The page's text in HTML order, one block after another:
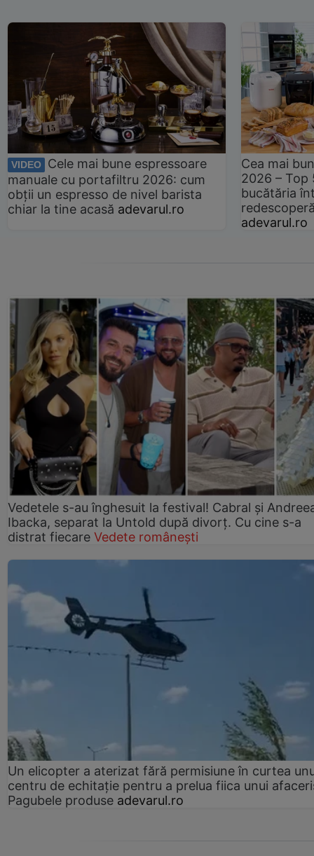
VIDEO
Cele mai bune espressoare
manuale cu portafiltru 2026: cum
obții un espresso de nivel barista
chiar la tine acasă adevarul.ro
Cea mai
2026 –
bucătăria
adevarul.ro
Vedetele s-au înghesuit la festival! Cabral și
Ibacka, separat la Untold după divorț. Cu cine s-a
distrat fiecare Vedete românești
Un elicopter a aterizat fără permisiune în curtea
centru de echitație pentru a prelua fiica unui
Pagubele produse adevarul.ro